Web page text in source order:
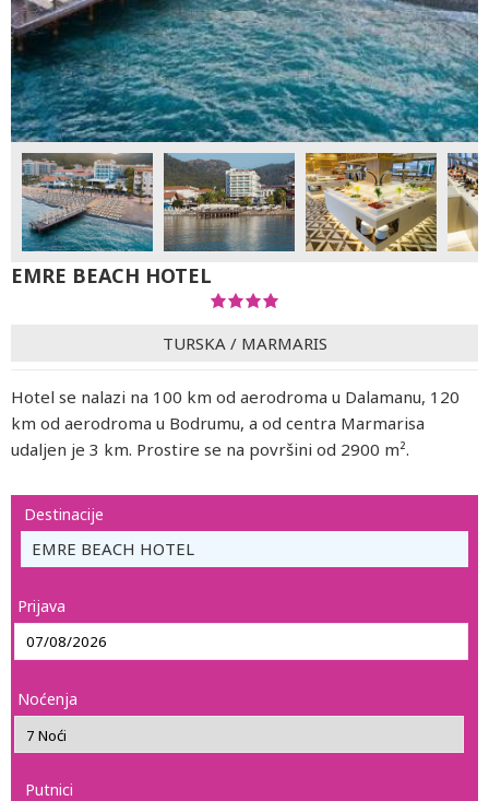
EMRE BEACH HOTEL
TURSKA / MARMARIS
Hotel se nalazi na 100 km od aerodroma u Dalamanu, 120
km od aerodroma u Bodrumu, a od centra Marmarisa
udaljen je 3 km. Prostire se na površini od 2900 m².
Destinacije
EMRE BEACH HOTEL
Prijava
Noćenja
Putnici